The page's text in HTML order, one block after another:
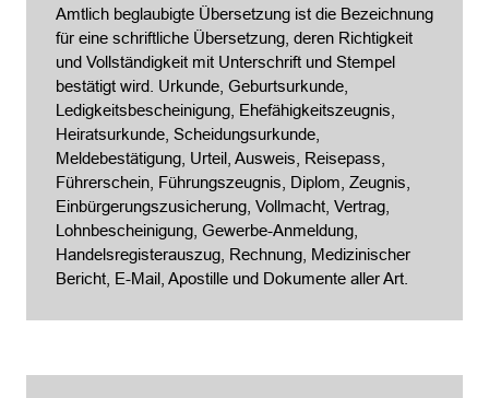
Amtlich beglaubigte Übersetzung ist die Bezeichnung
für eine schriftliche Übersetzung, deren Richtigkeit
und Vollständigkeit mit Unterschrift und Stempel
bestätigt wird. Urkunde, Geburtsurkunde,
Ledigkeitsbescheinigung, Ehefähigkeitszeugnis,
Heiratsurkunde, Scheidungsurkunde,
Meldebestätigung, Urteil, Ausweis, Reisepass,
Führerschein, Führungszeugnis, Diplom, Zeugnis,
Einbürgerungszusicherung, Vollmacht, Vertrag,
Lohnbescheinigung, Gewerbe-Anmeldung,
Handelsregisterauszug, Rechnung, Medizinischer
Bericht, E-Mail, Apostille und Dokumente aller Art.